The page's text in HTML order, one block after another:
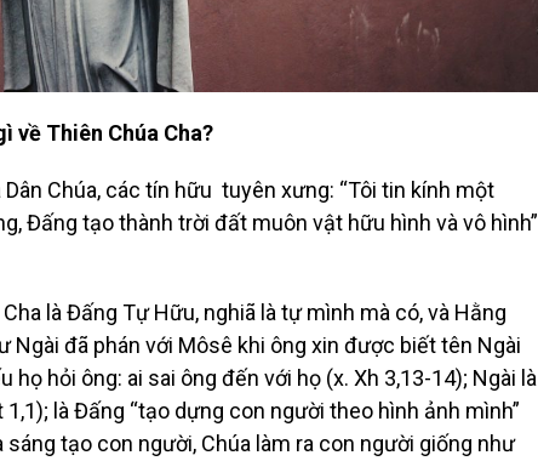
về Thiên Chúa Cha?
Chúa, các tín hữu tuyên xưng: “Tôi tin kính một
Đấng tạo thành trời đất muôn vật hữu hình và vô hình”
là Đấng Tự Hữu, nghiã là tự mình mà có, và Hằng
Ngài đã phán với Môsê khi ông xin được biết tên Ngài
họ hỏi ông: ai sai ông đến với họ (x. Xh 3,13-14); Ngài là
là Đấng “tạo dựng con người theo hình ảnh mình”
sáng tạo con người, Chúa làm ra con người giống như